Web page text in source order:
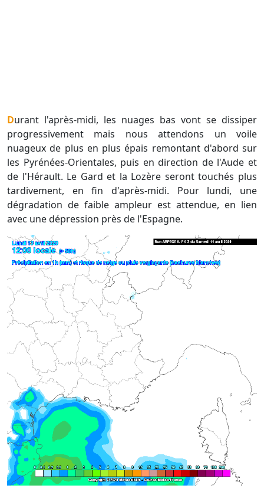
Durant l'après-midi, les nuages bas vont se dissiper
progressivement mais nous attendons un voile
nuageux de plus en plus épais remontant d'abord sur
les Pyrénées-Orientales, puis en direction de l'Aude et
de l'Hérault. Le Gard et la Lozère seront touchés plus
tardivement, en fin d'après-midi. Pour lundi, une
dégradation de faible ampleur est attendue, en lien
avec une dépression près de l'Espagne.